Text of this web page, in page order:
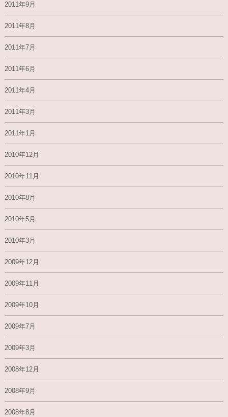
2011年9月
2011年8月
2011年7月
2011年6月
2011年4月
2011年3月
2011年1月
2010年12月
2010年11月
2010年8月
2010年5月
2010年3月
2009年12月
2009年11月
2009年10月
2009年7月
2009年3月
2008年12月
2008年9月
2008年8月